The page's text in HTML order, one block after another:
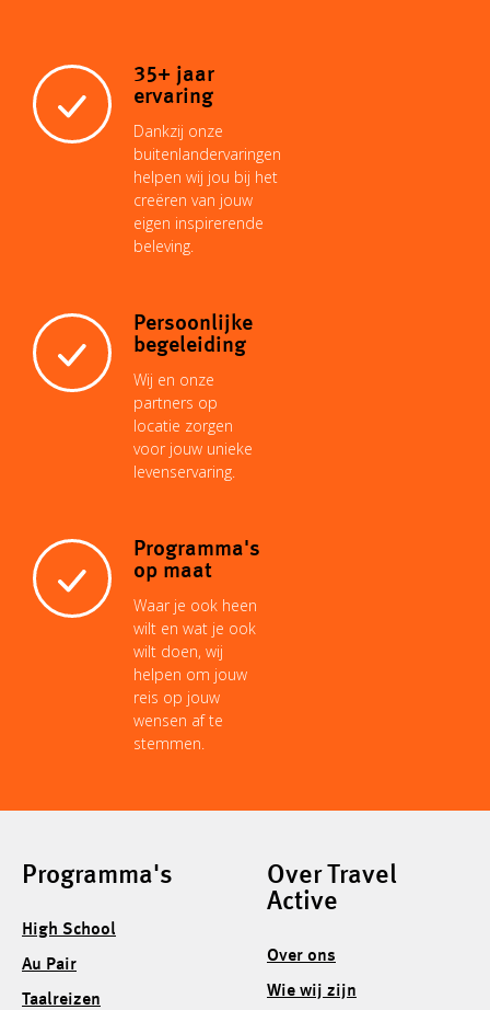
35+ jaar
ervaring
Dankzij onze
buitenlandervaringen
helpen wij jou bij het
creëren van jouw
eigen inspirerende
beleving.
Persoonlijke
begeleiding
Wij en onze
partners op
locatie zorgen
voor jouw unieke
levenservaring.
Programma's
op maat
Waar je ook heen
wilt en wat je ook
wilt doen, wij
helpen om jouw
reis op jouw
wensen af te
stemmen.
Programma's
High School
Au Pair
Taalreizen
Over Travel
Active
Over ons
Wie wij zijn